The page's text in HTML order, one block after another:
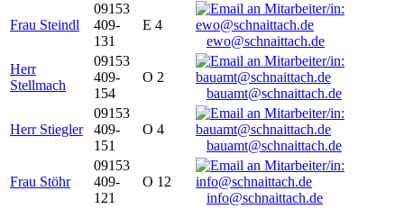
Frau Steindl
09153
409-
131
E 4
ewo@schnaittach.de
Herr
Stellmach
09153
409-
154
O 2
bauamt@schnaittach.de
Herr Stiegler
09153
409-
151
O 4
bauamt@schnaittach.de
Frau Stöhr
09153
409-
121
O 12
info@schnaittach.de